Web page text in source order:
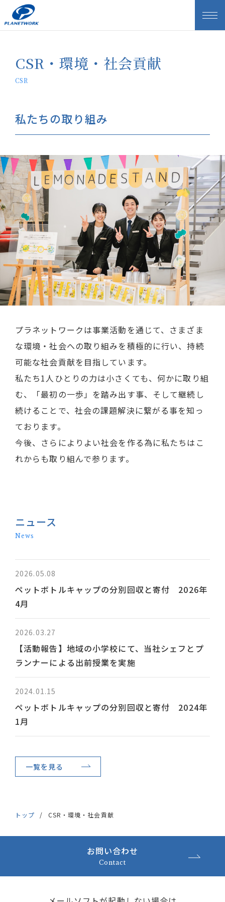
CSR・環境・社会貢献
CSR
私たちの取り組み
プラネットワークは事業活動を通じて、さまざま
な環境・社会への取り組みを積極的に行い、持続
可能な社会貢献を目指しています。
私たち1人ひとりの力は小さくても、何かに取り組
む、「最初の一歩」を踏み出す事、そして継続し
続けることで、社会の課題解決に繋がる事を知っ
ております。
今後、さらによりよい社会を作る為に私たちはこ
れからも取り組んで参ります。
ニュース
News
2026.05.08
ペットボトルキャップの分別回収と寄付 2026年
4月
2026.03.27
【活動報告】地域の小学校にて、当社シェフとプ
ランナーによる出前授業を実施
2024.01.15
ペットボトルキャップの分別回収と寄付 2024年
1月
一覧を見る
トップ CSR・環境・社会貢献
お問い合わせ
Contact